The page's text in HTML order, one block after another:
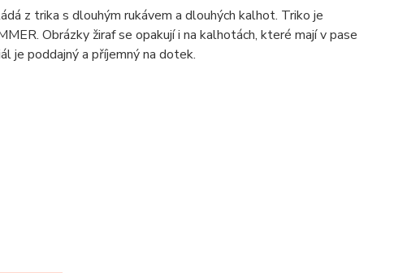
z trika s dlouhým rukávem a dlouhých kalhot. Triko je
Obrázky žiraf se opakují i na kalhotách, které mají v pase
je poddajný a příjemný na dotek.